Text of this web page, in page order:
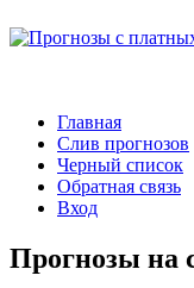
к
Главная
Слив прогнозов
Черный список
Обратная связь
Вход
Прогнозы на